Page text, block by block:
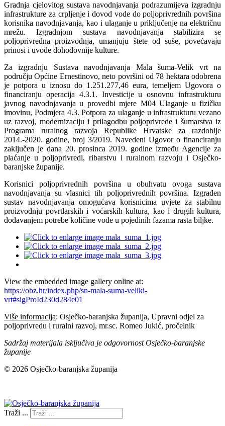
Gradnja cjelovitog sustava navodnjavanja podrazumijeva izgradnju
infrastrukture za crpljenje i dovod vode do poljoprivrednih površina
korisnika navodnjavanja, kao i ulaganje u priključenje na električnu
mrežu. Izgradnjom sustava navodnjavanja stabilizira se
poljoprivredna proizvodnja, umanjuju štete od suše, povećavaju
prinosi i uvode dohodovnije kulture.
Za izgradnju Sustava navodnjavanja Mala šuma-Velik vrt na
području Općine Ernestinovo, neto površini od 78 hektara odobrena
je potpora u iznosu do 1.251.277,46 eura, temeljem Ugovora o
financiranju operacija 4.3.1. Investicije u osnovnu infrastrukturu
javnog navodnjavanja u provedbi mjere M04 Ulaganje u fizičku
imovinu, Podmjera 4.3. Potpora za ulaganje u infrastrukturu vezano
uz razvoj, modernizaciju i prilagodbu poljoprivrede i šumarstva iz
Programa ruralnog razvoja Republike Hrvatske za razdoblje
2014.-2020. godine, broj 3/2019. Navedeni Ugovor o financiranju
zaključen je dana 20. prosinca 2019. godine između Agencije za
plaćanje u poljoprivredi, ribarstvu i ruralnom razvoju i Osječko-
baranjske županije.
Korisnici poljoprivrednih površina u obuhvatu ovoga sustava
navodnjavanja su vlasnici tih poljoprivrednih površina. Izgrađen
sustav navodnjavanja omogućava korisnicima uvjete za stabilnu
proizvodnju povrtlarskih i voćarskih kultura, kao i drugih kultura,
dodavanjem potrebe količine vode u pojedinih fazama rasta biljke.
View the embedded image gallery online at:
https://obz.hr/index.php/sn-mala-suma-veliki-
vrt#sigProId230d284e01
Više informacija: Osječko-baranjska županija, Upravni odjel za
poljoprivredu i ruralni razvoj, mr.sc. Romeo Jukić, pročelnik
Sadržaj materijala isključiva je odgovornost Osječko-baranjske
županije
© 2026 Osječko-baranjska županija
Traži ...